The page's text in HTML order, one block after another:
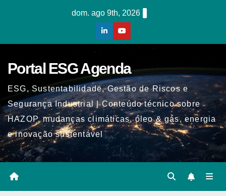
dom. ago 9th, 2026
Portal ESG Agenda
ESG, Sustentabilidade, Gestão de Riscos e
Segurança Industrial | Conteúdo técnico sobre
HAZOP, mudanças climáticas, óleo & gás, energia
e inovação sustentável